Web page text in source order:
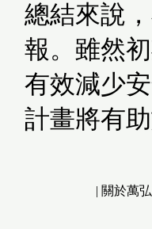
總結來說
報。雖然
有效減少
計畫將有
| 關於萬弘